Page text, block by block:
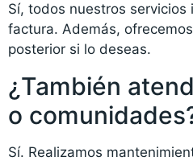
Sí, todos nuestros servicios
factura. Además,
posterior si lo deseas.
¿También
o
Sí. Realizamos